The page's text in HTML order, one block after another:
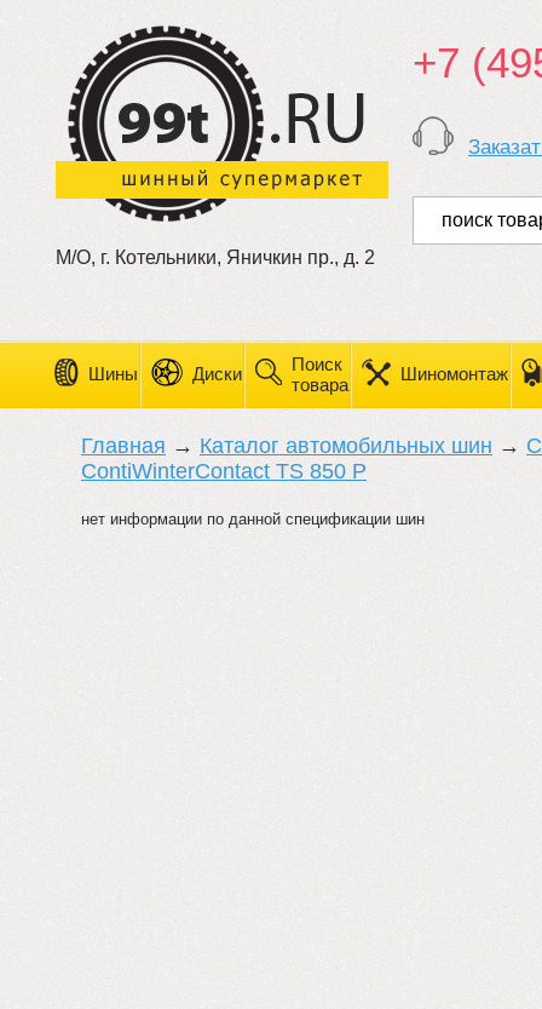
М/О, г. Котельники, Яничкин пр., д. 2
+7
Шины Диски
Поиск
товара
Шиномонтаж
Главная → Каталог автомобильных шин →
ContiWinterContact TS 850 P
нет информации по данной спецификации шин